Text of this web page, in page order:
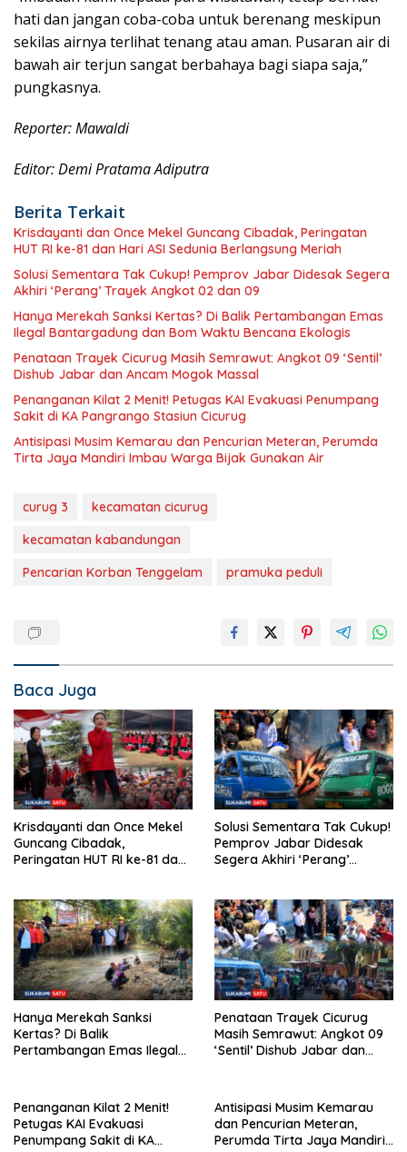
hati dan jangan coba-coba untuk berenang meskipun
sekilas airnya terlihat tenang atau aman. Pusaran air di
bawah air terjun sangat berbahaya bagi siapa saja,”
pungkasnya.
Reporter: Mawaldi
Editor: Demi Pratama Adiputra
Berita Terkait
Krisdayanti dan Once Mekel Guncang Cibadak, Peringatan
HUT RI ke-81 dan Hari ASI Sedunia Berlangsung Meriah
Solusi Sementara Tak Cukup! Pemprov Jabar Didesak Segera
Akhiri ‘Perang’ Trayek Angkot 02 dan 09
Hanya Merekah Sanksi Kertas? Di Balik Pertambangan Emas
Ilegal Bantargadung dan Bom Waktu Bencana Ekologis
Penataan Trayek Cicurug Masih Semrawut: Angkot 09 ‘Sentil’
Dishub Jabar dan Ancam Mogok Massal
Penanganan Kilat 2 Menit! Petugas KAI Evakuasi Penumpang
Sakit di KA Pangrango Stasiun Cicurug
Antisipasi Musim Kemarau dan Pencurian Meteran, Perumda
Tirta Jaya Mandiri Imbau Warga Bijak Gunakan Air
curug 3
kecamatan cicurug
kecamatan kabandungan
Pencarian Korban Tenggelam
pramuka peduli
Baca Juga
Krisdayanti dan Once Mekel
Guncang Cibadak,
Peringatan HUT RI ke-81 dan
Solusi Sementara Tak Cukup!
Pemprov Jabar Didesak
Segera Akhiri ‘Perang’
Hanya Merekah Sanksi
Kertas? Di Balik
Pertambangan Emas Ilegal
Penataan Trayek Cicurug
Masih Semrawut: Angkot 09
‘Sentil’ Dishub Jabar dan
Penanganan Kilat 2 Menit!
Petugas KAI Evakuasi
Penumpang Sakit di KA
Antisipasi Musim Kemarau
dan Pencurian Meteran,
Perumda Tirta Jaya Mandiri